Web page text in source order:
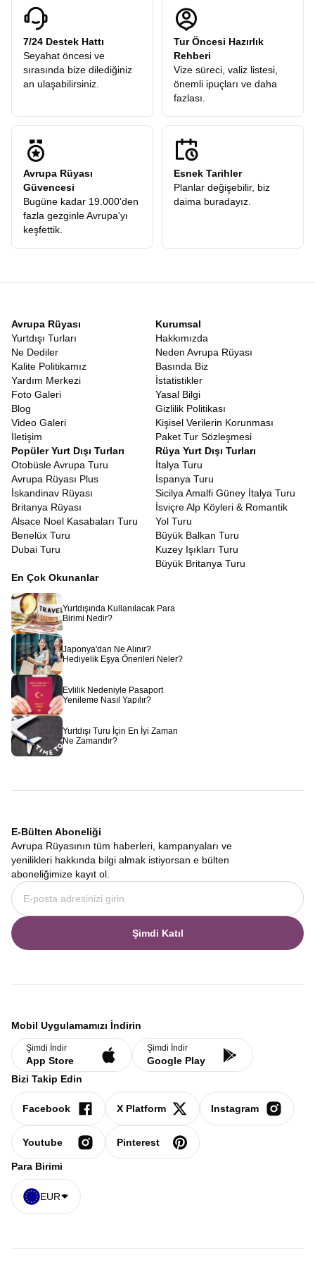
7/24 Destek Hattı
Seyahat öncesi ve
sırasında bize dilediğiniz
an ulaşabilirsiniz.
Tur Öncesi Hazırlık
Rehberi
Vize süreci, valiz listesi,
önemli ipuçları ve daha
fazlası.
Avrupa Rüyası
Güvencesi
Bugüne kadar 19.000'den
fazla gezginle Avrupa'yı
keşfettik.
Esnek Tarihler
Planlar değişebilir, biz
daima buradayız.
Avrupa Rüyası
Yurtdışı Turları
Ne Dediler
Kalite Politikamız
Yardım Merkezi
Foto Galeri
Blog
Video Galeri
İletişim
Kurumsal
Hakkımızda
Neden Avrupa Rüyası
Basında Biz
İstatistikler
Yasal Bilgi
Gizlilik Politikası
Kişisel Verilerin Korunması
Paket Tur Sözleşmesi
Popüler Yurt Dışı Turları
Otobüsle Avrupa Turu
Avrupa Rüyası Plus
İskandinav Rüyası
Britanya Rüyası
Alsace Noel Kasabaları Turu
Benelüx Turu
Dubai Turu
Rüya Yurt Dışı Turları
İtalya Turu
İspanya Turu
Sicilya Amalfi Güney İtalya Turu
İsviçre Alp Köyleri & Romantik
Yol Turu
Büyük Balkan Turu
Kuzey Işıkları Turu
Büyük Britanya Turu
En Çok Okunanlar
Yurtdışında Kullanılacak Para
Birimi Nedir?
Japonya'dan Ne Alınır?
Hediyelik Eşya Önerileri Neler?
Evlilik Nedeniyle Pasaport
Yenileme Nasıl Yapılır?
Yurtdışı Turu İçin En İyi Zaman
Ne Zamandır?
E-Bülten Aboneliği
Avrupa Rüyasının tüm haberleri, kampanyaları ve
yenilikleri hakkında bilgi almak istiyorsan e bülten
aboneliğimize kayıt ol.
Şimdi Katıl
Mobil Uygulamamızı İndirin
Şimdi İndir
App Store
Şimdi İndir
Google Play
Bizi Takip Edin
Facebook X Platform Instagram
Youtube Pinterest
Para Birimi
EUR